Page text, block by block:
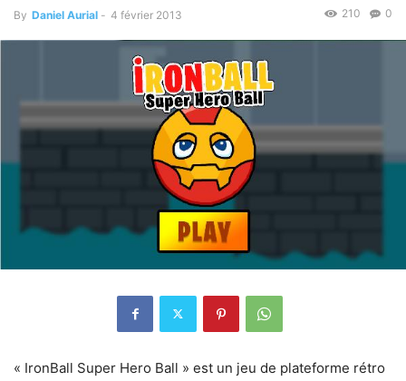
By Daniel Aurial - 4 février 2013 0
210
« IronBall Super Hero Ball » est un jeu de plateforme rétro